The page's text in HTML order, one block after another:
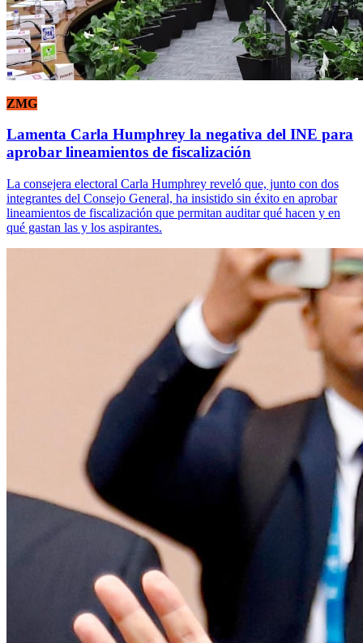
ZMG
Lamenta Carla Humphrey la negativa del INE para
aprobar lineamientos de fiscalización
La consejera electoral Carla Humphrey reveló que, junto con dos
integrantes del Consejo General, ha insistido sin éxito en aprobar
lineamientos de fiscalización que permitan auditar qué hacen y en
qué gastan las y los aspirantes.